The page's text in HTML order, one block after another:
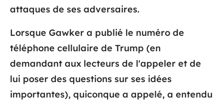
attaques de ses adversaires.
Lorsque Gawker a publié le numéro de
téléphone cellulaire de Trump (en
demandant aux lecteurs de l'appeler et de
lui poser des questions sur ses idées
importantes), quiconque a appelé, a entendu